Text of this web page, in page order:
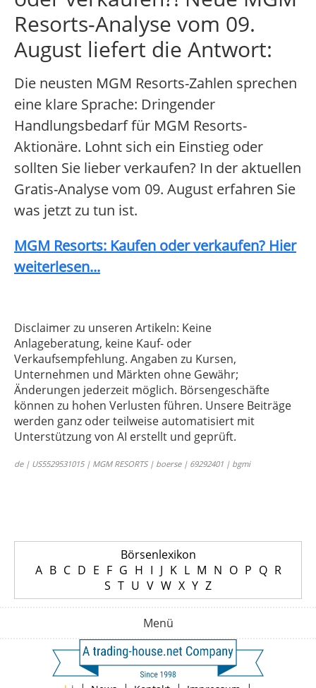
Resorts-Analyse vom 09.
August liefert die Antwort:
Die neusten MGM Resorts-Zahlen sprechen
eine klare Sprache: Dringender
Handlungsbedarf für MGM Resorts-
Aktionäre. Lohnt sich ein Einstieg oder
sollten Sie lieber verkaufen? In der aktuellen
Gratis-Analyse vom 09. August erfahren Sie
was jetzt zu tun ist.
MGM Resorts: Kaufen oder verkaufen? Hier
weiterlesen...
Disclaimer zu unseren Artikeln: Keine
Anlageberatung, keine Kauf- oder
Verkaufsempfehlung. Angaben zu Kursen,
Unternehmen und Märkten ohne Gewähr;
Änderungen jederzeit möglich. Börsengeschäfte
können zu hohen Verlusten führen. Unsere Beiträge
werden ganz oder teilweise automatisiert mit
Unterstützung von AI erstellt und geprüft.
de | US5529531015 | MGM RESORTS | boerse | 69292401 | bgmi
Börsenlexikon
A B C D E F G H I J K L M N O P Q R
S T U V W X Y Z
Menü